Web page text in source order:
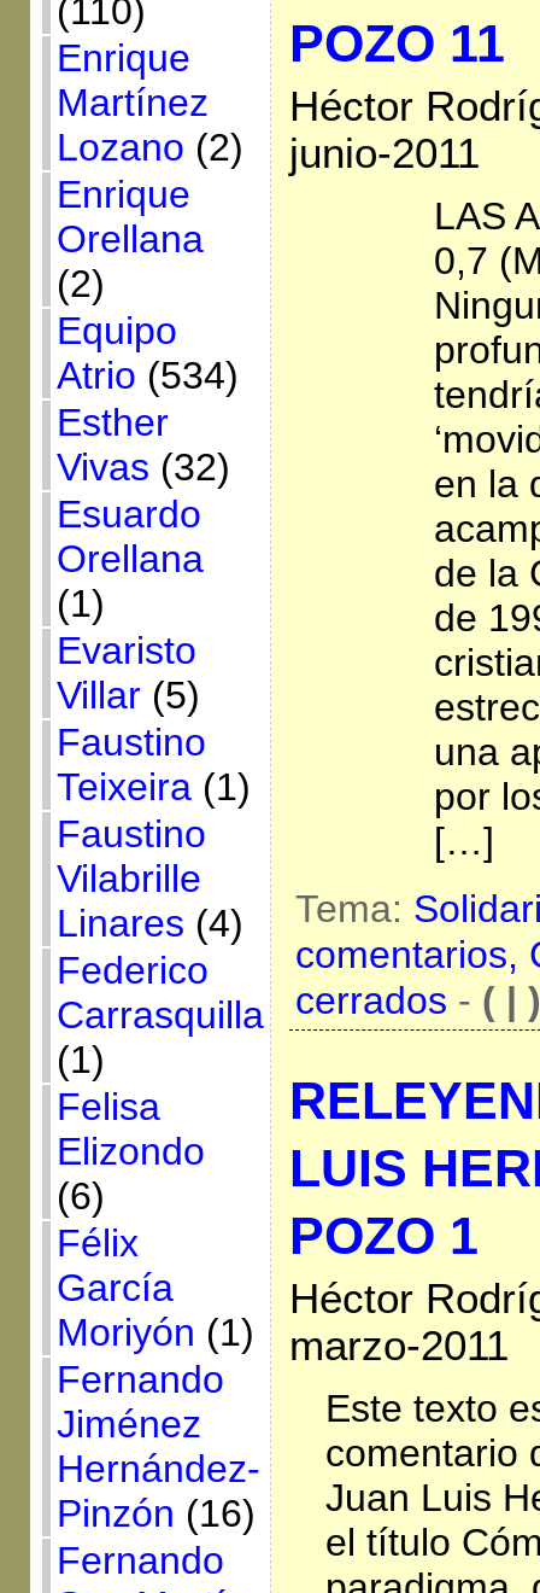
(110)
Enrique
Martínez
Lozano (2)
Enrique
Orellana
(2)
Equipo
Atrio (534)
Esther
Vivas (32)
Esuardo
Orellana
(1)
Evaristo
Villar(5)
Faustino
Teixeira(1)
Faustino
Vilabrille
Linares (4)
Federico
Carrasquilla
(1)
Felisa
Elizondo
(6)
Félix
García
Moriyón (1)
Fernando
Jiménez
Hernández-
Pinzón (16)
Fernando
POZO 11
Héctor
junio-2011
LAS
0,7
en la
de la
de
una
por
[…]
Tema:
comentarios,
cerrados - ( | )
LUIS
POZO 1
Héctor
marzo-2011
Este texto
comentario
Juan Luis
el título